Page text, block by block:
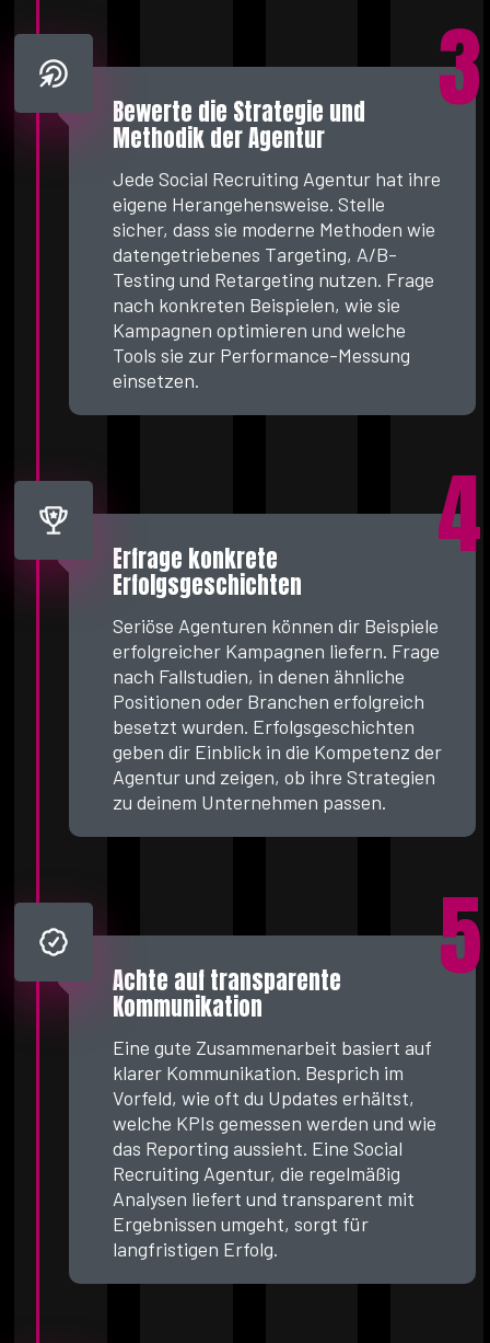
3
Bewerte die Strategie und
Methodik der Agentur
Jede Social Recruiting Agentur hat ihre
eigene Herangehensweise. Stelle
sicher, dass sie moderne Methoden wie
datengetriebenes Targeting, A/B-
Testing und Retargeting nutzen. Frage
nach konkreten Beispielen, wie sie
Kampagnen optimieren und welche
Tools sie zur Performance-Messung
einsetzen.
4
Erfrage konkrete
Erfolgsgeschichten
Seriöse Agenturen können dir Beispiele
erfolgreicher Kampagnen liefern. Frage
nach Fallstudien, in denen ähnliche
Positionen oder Branchen erfolgreich
besetzt wurden. Erfolgsgeschichten
geben dir Einblick in die Kompetenz der
Agentur und zeigen, ob ihre Strategien
zu deinem Unternehmen passen.
5
Achte auf transparente
Kommunikation
Eine gute Zusammenarbeit basiert auf
klarer Kommunikation. Besprich im
Vorfeld, wie oft du Updates erhältst,
welche KPIs gemessen werden und wie
das Reporting aussieht. Eine Social
Recruiting Agentur, die regelmäßig
Analysen liefert und transparent mit
Ergebnissen umgeht, sorgt für
langfristigen Erfolg.